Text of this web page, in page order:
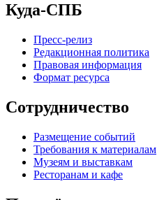
Куда-СПБ
Пресс-релиз
Редакционная политика
Правовая информация
Формат ресурса
Сотрудничество
Размещение событий
Требования к материалам
Музеям и выставкам
Ресторанам и кафе